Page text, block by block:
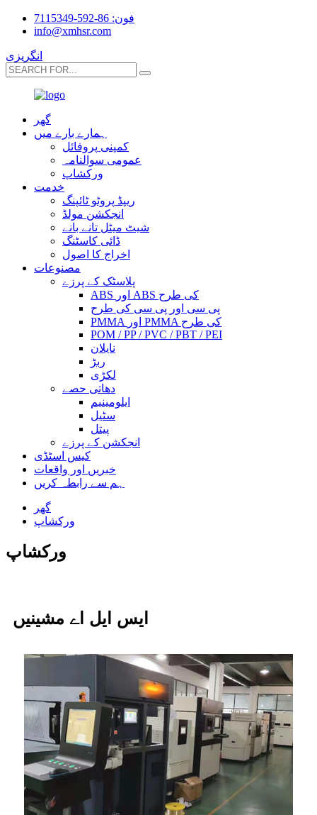
فون: 86-592-7115349
info@xmhsr.com
انگریزی
گھر
ہمارے بارے میں
کمپنی پروفائل
عمومی سوالنامہ
ورکشاپ
خدمت
ریپڈ پروٹو ٹائپنگ
انجکشن مولڈ
شیٹ میٹل تانے بانے
ڈائی کاسٹنگ
اخراج کا اصول
مصنوعات
پلاسٹک کے پرزے
ABS اور ABS کی طرح
پی سی اور پی سی کی طرح
PMMA اور PMMA کی طرح
POM / PP / PVC / PBT / PEI
نایلان
ربڑ
لکڑی
دھاتی حصے
ایلومینیم
سٹیل
پیتل
انجکشن کے پرزے
کیس اسٹڈی
خبریں اور واقعات
ہم سے رابطہ کریں
گھر
ورکشاپ
ورکشاپ
ایس ایل اے مشینیں